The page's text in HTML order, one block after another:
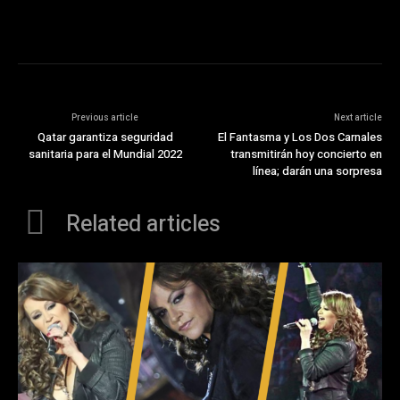
Previous article
Qatar garantiza seguridad
sanitaria para el Mundial 2022
Next article
El Fantasma y Los Dos Carnales
transmitirán hoy concierto en
línea; darán una sorpresa
Related articles